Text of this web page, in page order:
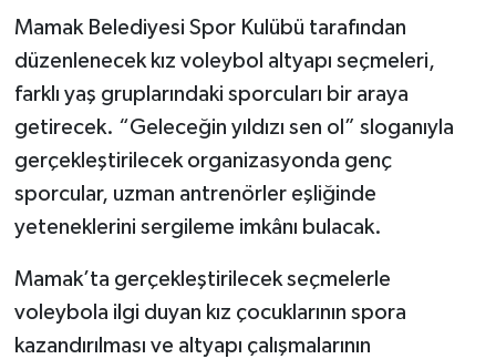
Mamak Belediyesi Spor Kulübü tarafından
düzenlenecek kız voleybol altyapı seçmeleri,
farklı yaş gruplarındaki sporcuları bir araya
getirecek. “Geleceğin yıldızı sen ol” sloganıyla
gerçekleştirilecek organizasyonda genç
sporcular, uzman antrenörler eşliğinde
yeteneklerini sergileme imkânı bulacak.
Mamak’ta gerçekleştirilecek seçmelerle
voleybola ilgi duyan kız çocuklarının spora
kazandırılması ve altyapı çalışmalarının